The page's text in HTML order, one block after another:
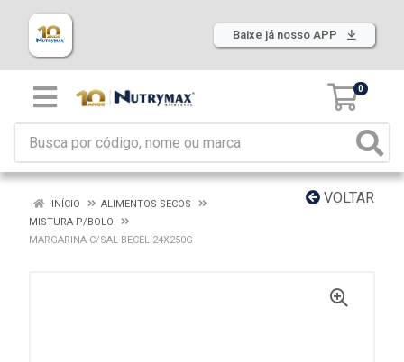
Baixe já nosso APP
0
VOLTAR
INÍCIO
ALIMENTOS SECOS
MISTURA P/BOLO
MARGARINA C/SAL BECEL 24X250G